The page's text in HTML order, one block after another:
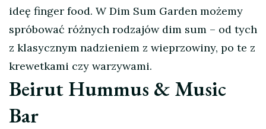
ideę finger food. W Dim Sum Garden możemy
spróbować różnych rodzajów dim sum – od tych
z klasycznym nadzieniem z wieprzowiny, po te z
krewetkami czy warzywami.
Beirut Hummus & Music
Bar